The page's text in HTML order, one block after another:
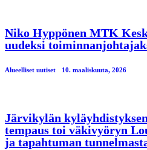
Niko Hyppönen MTK
uudeksi
Alueelliset uutiset 10. maaliskuuta, 2026
Järvikylän
tempaus toi väkivyöryn
ja tapahtuman